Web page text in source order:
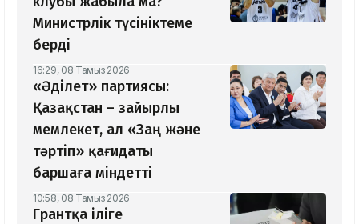
Министрлік түсініктеме
берді
16:29, 08 Тамыз 2026
«Әділет» партиясы:
Қазақстан – зайырлы
мемлекет, ал «Заң және
тәртіп» қағидаты
баршаға міндетті
10:58, 08 Тамыз 2026
Грантқа іліге